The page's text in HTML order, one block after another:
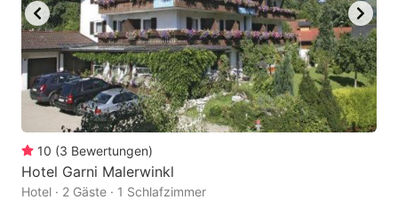
10 (3 Bewertungen)
Hotel Garni Malerwinkl
Hotel · 2 Gäste · 1 Schlafzimmer